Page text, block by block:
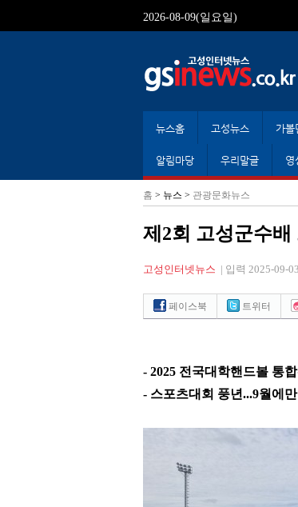
2026-08-09(일요일)
뉴스홈 고성뉴스 가볼
알림마당 우리말글 영
홈 > 뉴스 > 관광문화뉴스
제2회 고성군수
고성인터넷뉴스 입력 2025-09-
페이스북 트위터
- 2025 전국대학핸드볼 통
- 스포츠대회 풍년...9월에